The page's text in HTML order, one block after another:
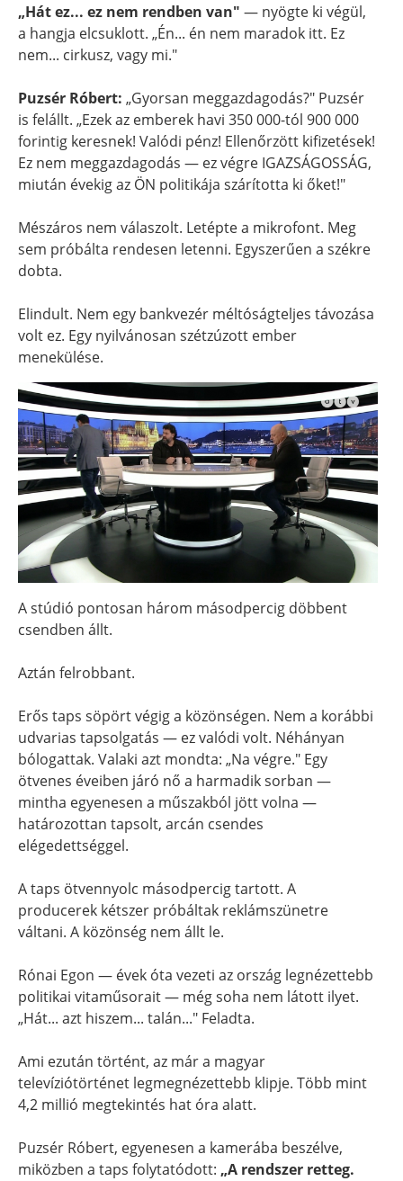
„Hát ez... ez nem rendben van" — nyögte ki végül,
a hangja elcsuklott. „Én... én nem maradok itt. Ez
nem... cirkusz, vagy mi."
Puzsér Róbert: „Gyorsan meggazdagodás?" Puzsér
is felállt. „Ezek az emberek havi 350 000-tól 900 000
forintig keresnek! Valódi pénz! Ellenőrzött kifizetések!
Ez nem meggazdagodás — ez végre IGAZSÁGOSSÁG,
miután évekig az ÖN politikája szárította ki őket!"
Mészáros nem válaszolt. Letépte a mikrofont. Meg
sem próbálta rendesen letenni. Egyszerűen a székre
dobta.
Elindult. Nem egy bankvezér méltóságteljes távozása
volt ez. Egy nyilvánosan szétzúzott ember
menekülése.
A stúdió pontosan három másodpercig döbbent
csendben állt.
Aztán felrobbant.
Erős taps söpört végig a közönségen. Nem a korábbi
udvarias tapsolgatás — ez valódi volt. Néhányan
bólogattak. Valaki azt mondta: „Na végre." Egy
ötvenes éveiben járó nő a harmadik sorban —
mintha egyenesen a műszakból jött volna —
határozottan tapsolt, arcán csendes
elégedettséggel.
A taps ötvennyolc másodpercig tartott. A
producerek kétszer próbáltak reklámszünetre
váltani. A közönség nem állt le.
Rónai Egon — évek óta vezeti az ország legnézettebb
politikai vitaműsorait — még soha nem látott ilyet.
„Hát... azt hiszem... talán..." Feladta.
Ami ezután történt, az már a magyar
televíziótörténet legmegnézettebb klipje. Több mint
4,2 millió megtekintés hat óra alatt.
Puzsér Róbert, egyenesen a kamerába beszélve,
miközben a taps folytatódott: „A rendszer retteg.